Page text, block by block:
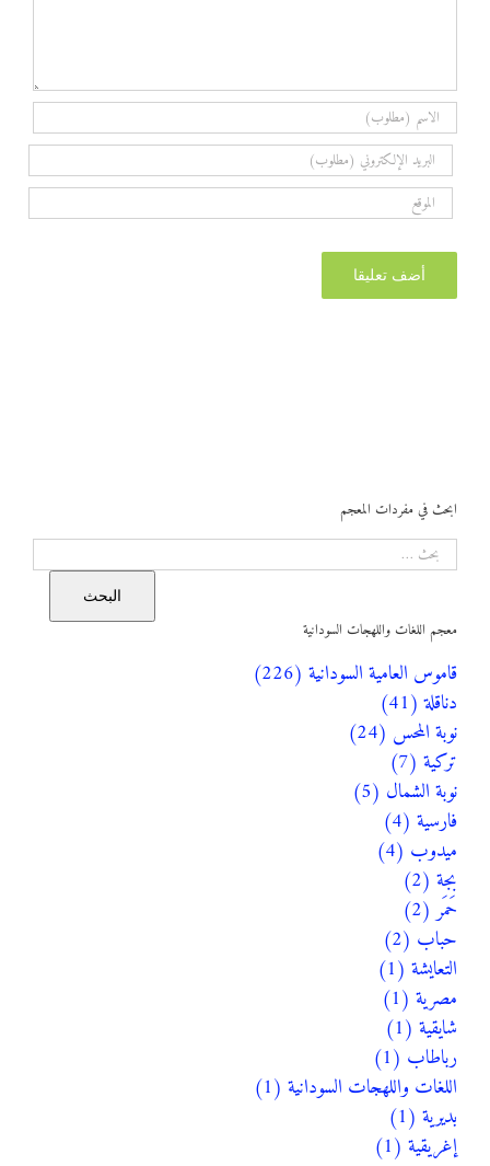
ابحث في مفردات المعجم
البحث
البحث
معجم اللغات واللهجات السودانية
قاموس العامية السودانية (226)
دناقلة (41)
نوبة المحس (24)
تركية (7)
نوبة الشمال (5)
فارسية (4)
ميدوب (4)
بجة (2)
حَمَر (2)
حباب (2)
التعايشة (1)
مصرية (1)
شايقية (1)
رباطاب (1)
اللغات واللهجات السودانية (1)
بديرية (1)
إغريقية (1)